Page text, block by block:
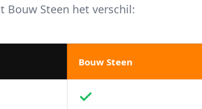
Bouw Steen het verschil:
Bouw Steen